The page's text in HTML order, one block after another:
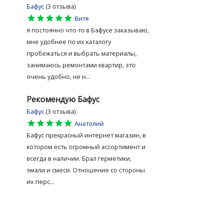
Бафус (3 отзыва)
star
star
star
star
star
Витя
я постоянно что-то в Бафусе заказываю,
мне удобнее по их каталогу
пробежаться и выбрать материалы,
занимаюсь ремонтами квартир, это
очень удобно, не н...
Рекомендую Бафус
Бафус (3 отзыва)
star
star
star
star
star
Анатолий
Бафус прекрасный интернет магазин, в
котором есть огромный ассортимент и
всегда в наличии. Брал герметики,
эмали и смеси. Отношение со стороны
их перс...